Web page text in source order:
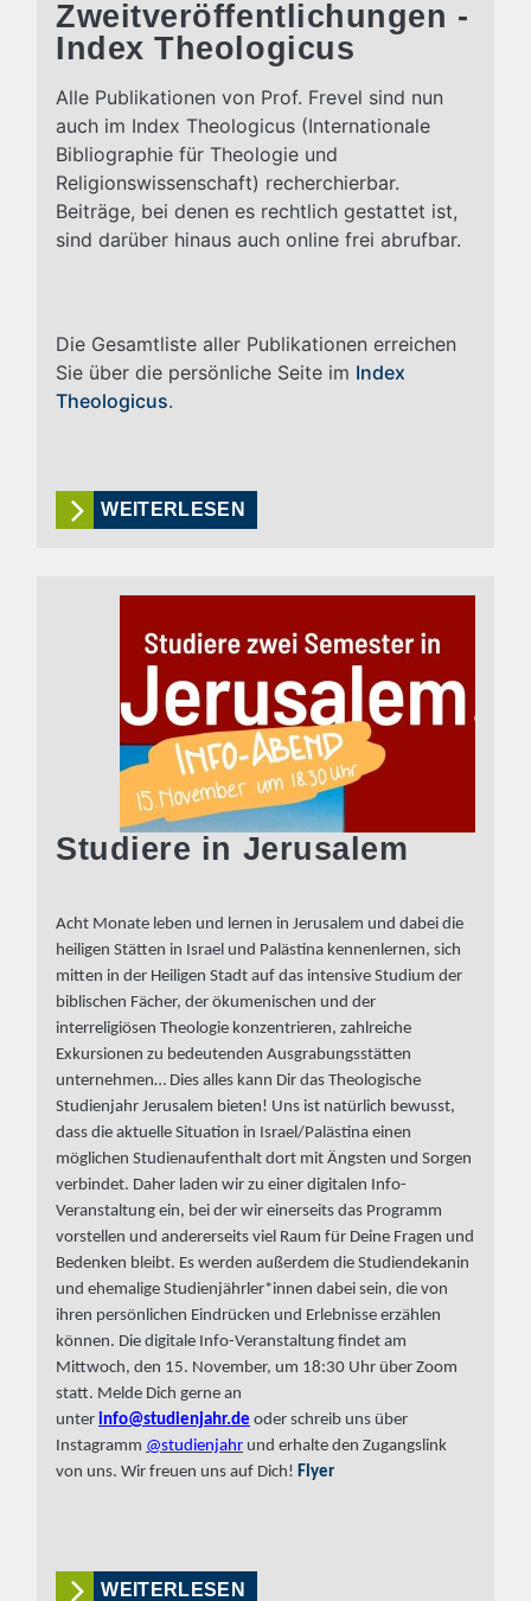
Zweitveröffentlichungen -
Index Theologicus
Alle Publikationen von Prof. Frevel sind nun
auch im Index Theologicus (Internationale
Bibliographie für Theologie und
Religionswissenschaft) recherchierbar.
Beiträge, bei denen es rechtlich gestattet ist,
sind darüber hinaus auch online frei abrufbar.
Die Gesamtliste aller Publikationen erreichen
Sie über die persönliche Seite im Index
Theologicus.
WEITERLESEN
Studiere in Jerusalem
Acht Monate leben und lernen in Jerusalem und dabei die
heiligen Stätten in Israel und Palästina kennenlernen, sich
mitten in der Heiligen Stadt auf das intensive Studium der
biblischen Fächer, der ökumenischen und der
interreligiösen Theologie konzentrieren, zahlreiche
Exkursionen zu bedeutenden Ausgrabungsstätten
unternehmen… Dies alles kann Dir das Theologische
Studienjahr Jerusalem bieten! Uns ist natürlich bewusst,
dass die aktuelle Situation in Israel/Palästina einen
möglichen Studienaufenthalt dort mit Ängsten und Sorgen
verbindet. Daher laden wir zu einer digitalen Info-
Veranstaltung ein, bei der wir einerseits das Programm
vorstellen und andererseits viel Raum für Deine Fragen und
Bedenken bleibt. Es werden außerdem die Studiendekanin
und ehemalige Studienjährler*innen dabei sein, die von
ihren persönlichen Eindrücken und Erlebnisse erzählen
können. Die digitale Info-Veranstaltung findet am
Mittwoch, den 15. November, um 18:30 Uhr über Zoom
statt. Melde Dich gerne an
unter info@studienjahr.de oder schreib uns über
Instagramm @studienjahr und erhalte den Zugangslink
von uns. Wir freuen uns auf Dich! Flyer
WEITERLESEN